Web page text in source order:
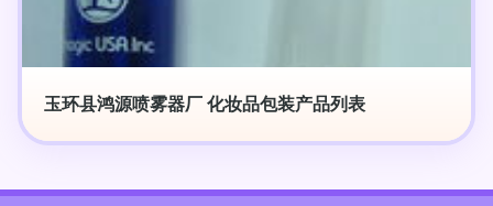
玉环县鸿源喷雾器厂 化妆品包装产品列表